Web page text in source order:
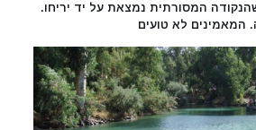
המסורתית נמצאת על יד יריחו.
המאמינים לא טועים